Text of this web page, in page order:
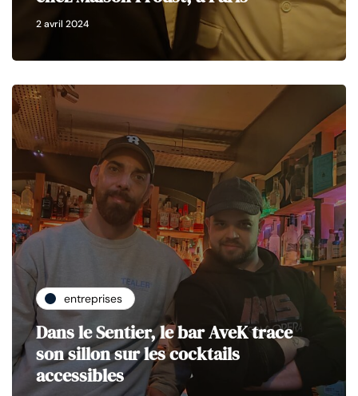
2 avril 2024
entreprises
Dans le Sentier, le bar AveK trace
son sillon sur les cocktails
accessibles